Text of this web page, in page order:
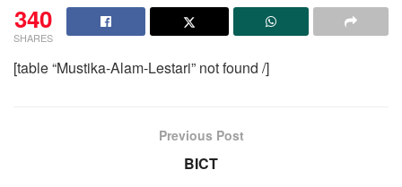
340
SHARES
[table “Mustika-Alam-Lestari” not found /]
Previous Post
BICT